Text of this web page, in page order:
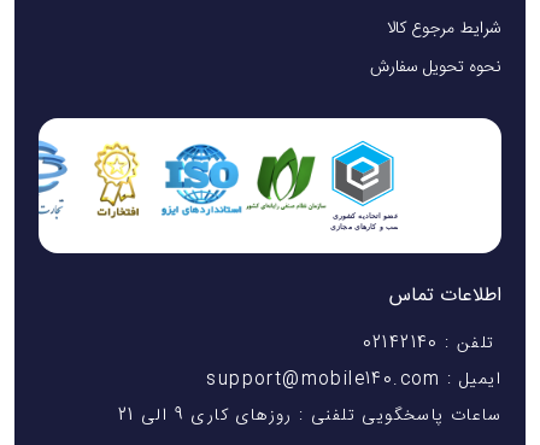
شرایط مرجوع کالا
نحوه تحویل سفارش
اطلاعات تماس
تلفن : 02142140
ایمیل : support@mobile140.com
ساعات پاسخگویی تلفنی : روزهای کاری 9 الی 21